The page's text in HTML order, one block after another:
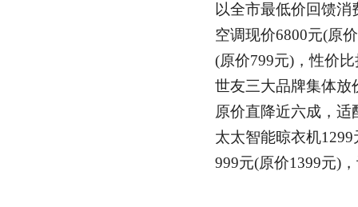
以全市最低价回馈
空调现价6800元(原
(原价799元)，性价
世友三大品牌集体放
原价直降近六成，
太太智能晾衣机
999元(原价1399元)